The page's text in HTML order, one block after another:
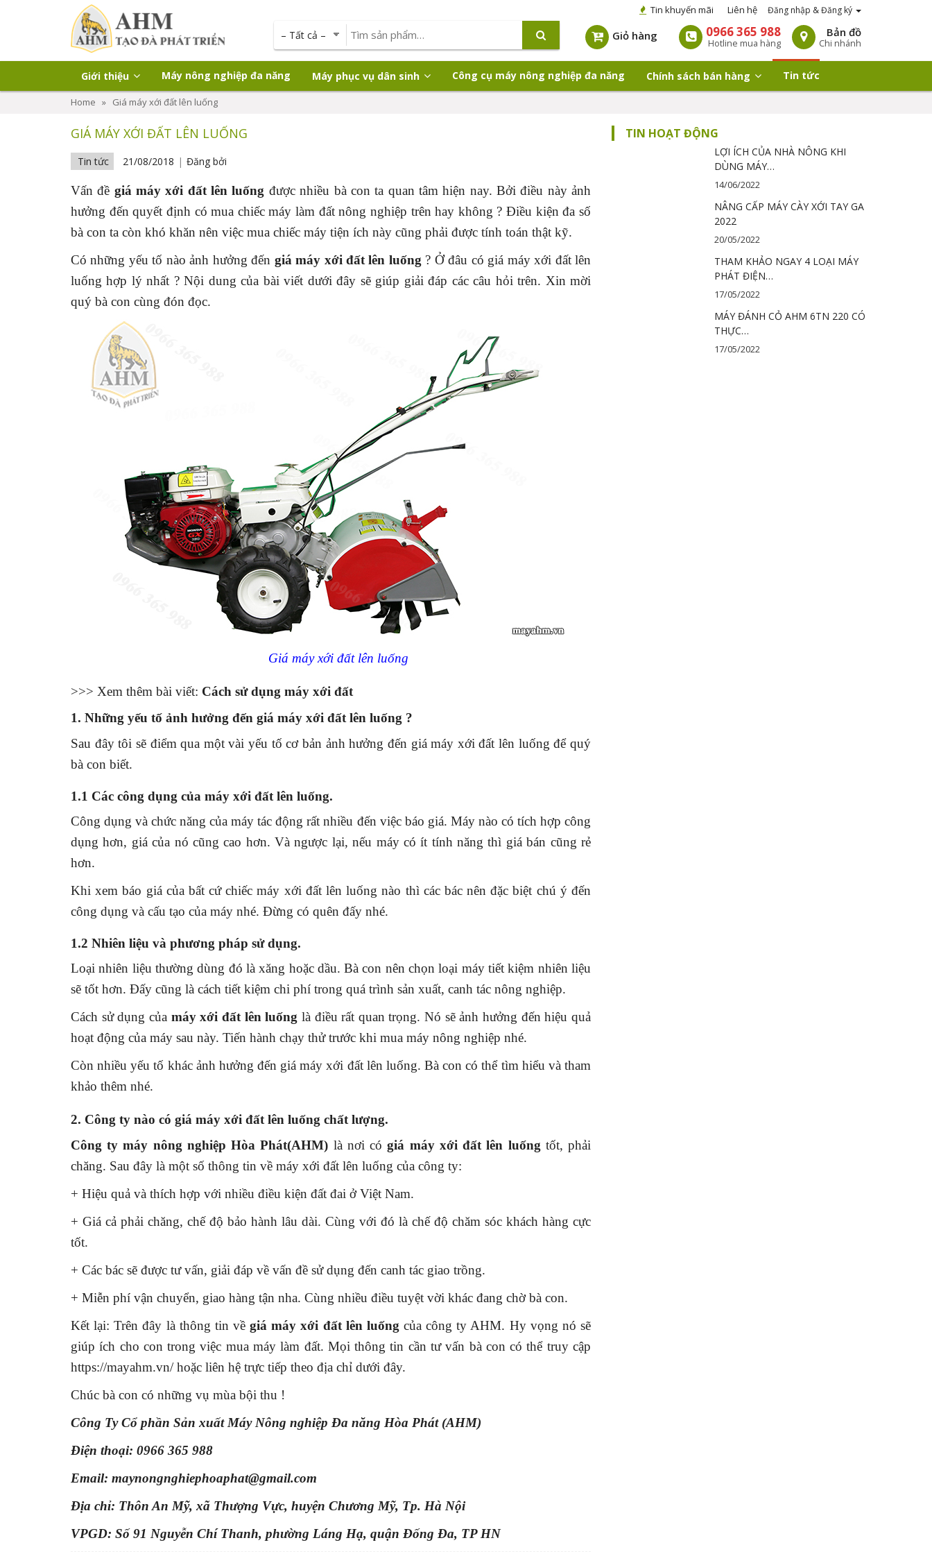
Đăng nhập & Đăng ký
Liên hệ
Tin khuyến mãi
Giỏ hàng 0966 365 988
Hotline mua hàng
Bản đồ
Chi nhánh
Giới thiệu Máy nông nghiệp đa năng Máy phục vụ dân sinh Công cụ máy nông nghiệp đa năng Chính sách bán hàng Tin tức
Home » Giá máy xới đất lên luống
GIÁ MÁY XỚI ĐẤT LÊN LUỐNG
Tin tức 21/08/2018 Đăng bởi
Vấn đề giá máy xới đất lên luống được nhiều bà con ta quan tâm hiện nay. Bởi điều này ảnh
hưởng đến quyết định có mua chiếc máy làm đất nông nghiệp trên hay không ? Điều kiện đa số
bà con ta còn khó khăn nên việc mua chiếc máy tiện ích này cũng phải được tính toán thật kỹ.
Có những yếu tố nào ảnh hưởng đến giá máy xới đất lên luống ? Ở đâu có giá máy xới đất lên
luống hợp lý nhất ? Nội dung của bài viết dưới đây sẽ giúp giải đáp các câu hỏi trên. Xin mời
quý bà con cùng đón đọc.
Giá máy xới đất lên luống
>>> Xem thêm bài viết: Cách sử dụng máy xới đất
1. Những yếu tố ảnh hưởng đến giá máy xới đất lên luống ?
Sau đây tôi sẽ điểm qua một vài yếu tố cơ bản ảnh hưởng đến giá máy xới đất lên luống để quý
bà con biết.
1.1 Các công dụng của máy xới đất lên luống.
Công dụng và chức năng của máy tác động rất nhiều đến việc báo giá. Máy nào có tích hợp công
dụng hơn, giá của nó cũng cao hơn. Và ngược lại, nếu máy có ít tính năng thì giá bán cũng rẻ
hơn.
Khi xem báo giá của bất cứ chiếc máy xới đất lên luống nào thì các bác nên đặc biệt chú ý đến
công dụng và cấu tạo của máy nhé. Đừng có quên đấy nhé.
1.2 Nhiên liệu và phương pháp sử dụng.
Loại nhiên liệu thường dùng đó là xăng hoặc dầu. Bà con nên chọn loại máy tiết kiệm nhiên liệu
sẽ tốt hơn. Đấy cũng là cách tiết kiệm chi phí trong quá trình sản xuất, canh tác nông nghiệp.
Cách sử dụng của máy xới đất lên luống là điều rất quan trọng. Nó sẽ ảnh hưởng đến hiệu quả
hoạt động của máy sau này. Tiến hành chạy thử trước khi mua máy nông nghiệp nhé.
Còn nhiều yếu tố khác ảnh hưởng đến giá máy xới đất lên luống. Bà con có thể tìm hiểu và tham
khảo thêm nhé.
2. Công ty nào có giá máy xới đất lên luống chất lượng.
Công ty máy nông nghiệp Hòa Phát(AHM) là nơi cógiá máy xới đất lên luống tốt, phải
chăng. Sau đây là một số thông tin về máy xới đất lên luống của công ty:
+ Hiệu quả và thích hợp với nhiều điều kiện đất đai ở Việt Nam.
+ Giá cả phải chăng, chế độ bảo hành lâu dài. Cùng với đó là chế độ chăm sóc khách hàng cực
tốt.
+ Các bác sẽ được tư vấn, giải đáp về vấn đề sử dụng đến canh tác giao trồng.
+ Miễn phí vận chuyển, giao hàng tận nha. Cùng nhiều điều tuyệt vời khác đang chờ bà con.
Kết lại: Trên đây là thông tin vềgiá máy xới đất lên luốngcủa công ty AHM. Hy vọng nó sẽ
giúp ích cho con trong việc mua máy làm đất. Mọi thông tin cần tư vấn bà con có thể truy cập
https://mayahm.vn/hoặc liên hệ trực tiếp theo địa chỉ dưới đây.
Chúc bà con có những vụ mùa bội thu !
Công Ty Cổ phần Sản xuất Máy Nông nghiệp Đa năng Hòa Phát (AHM)
Điện thoại: 0966 365 988
Email: maynongnghiephoaphat@gmail.com
Địa chỉ: Thôn An Mỹ, xã Thượng Vực, huyện Chương Mỹ, Tp. Hà Nội
VPGD: Số 91 Nguyễn Chí Thanh, phường Láng Hạ, quận Đống Đa, TP HN
TIN HOẠT ĐỘNG
LỢI ÍCH CỦA NHÀ NÔNG KHI
DÙNG MÁY…
14/06/2022
NÂNG CẤP MÁY CÀY XỚI TAY GA
2022
20/05/2022
THAM KHẢO NGAY 4 LOẠI MÁY
PHÁT ĐIỆN…
17/05/2022
MÁY ĐÁNH CỎ AHM 6TN 220 CÓ
THỰC…
17/05/2022